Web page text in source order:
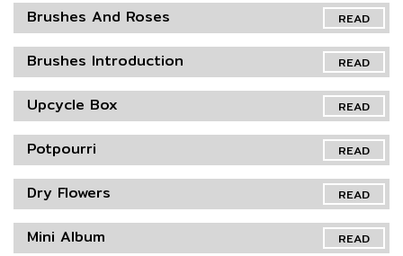
READ
Brushes And Roses
READ
Brushes Introduction
READ
Upcycle Box
READ
Potpourri
READ
Dry Flowers
READ
Mini Album